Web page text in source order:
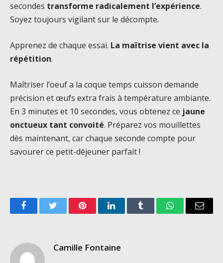
secondes transforme radicalement l’expérience.
Soyez toujours vigilant sur le décompte.
Apprenez de chaque essai. La maîtrise vient avec la
répétition.
Maîtriser l’oeuf a la coque temps cuisson demande
précision et œufs extra frais à température ambiante.
En 3 minutes et 10 secondes, vous obtenez ce jaune
onctueux tant convoité. Préparez vos mouillettes
dès maintenant, car chaque seconde compte pour
savourer ce petit-déjeuner parfait !
FacebookTwitter PinterestLinkedInTumblr WhatsAppEmail
Camille Fontaine